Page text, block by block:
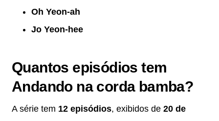
Oh Yeon-ah
Jo Yeon-hee
Quantos episódios tem
Andando na corda bamba?
A série tem 12 episódios, exibidos de 20 de